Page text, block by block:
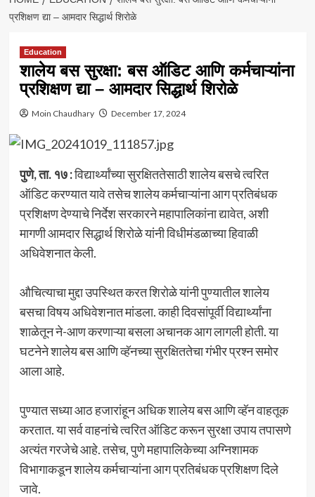
प्रशिक्षण द्या – आमदार सिद्धार्थ शिरोळे
Education
शालेय बस सुरक्षा: बस ऑडिट आणि कर्मचाऱ्यांना
प्रशिक्षण द्या – आमदार सिद्धार्थ शिरोळे
Moin Chaudhary December 17, 2024
पुणे, ता. १७ :विद्यार्थ्यांच्या सुरक्षिततेसाठी शालेय बसचे त्वरित
ऑडिट करण्यात यावे तसेच शालेय कर्मचाऱ्यांना आग प्रतिबंधक
प्रशिक्षण देण्याचे निर्देश सरकारने महापालिकांना द्यावेत, अशी
मागणी आमदार सिद्धार्थ शिरोळे यांनी विधीमंडळाच्या हिवाळी
अधिवेशनात केली.
औचित्याचा मुद्दा उपस्थित करत शिरोळे यांनी पुण्यातील शालेय
बसचा विषय अधिवेशनात मांडला. काही दिवसांपूर्वी विद्यार्थ्यांना
शाळेतून ने-आण करणाऱ्या बसला अचानक आग लागली होती. या
घटनेने शालेय बस आणि व्हॅनच्या सुरक्षिततेचा गंभीर प्रश्न समोर
आला आहे.
पुण्यात सध्या आठ हजारांहून अधिक शालेय बस आणि व्हॅन वाहतूक
करतात. या सर्व वाहनांचे त्वरित ऑडिट करून सुरक्षा उपाय तपासणे
अत्यंत गरजेचे आहे. तसेच, पुणे महापालिकेच्या अग्निशामक
विभागाकडून शालेय कर्मचाऱ्यांना आग प्रतिबंधक प्रशिक्षण दिले
जावे.